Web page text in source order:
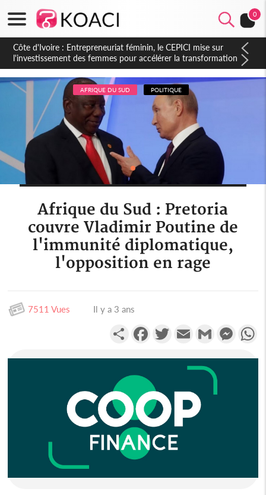
0
Côte d'Ivoire : Indépendance, le sous-préfet de Lobakuya
(Sassandra) relève des avancées importantes dans sa
circonscription
AFRIQUE DU SUD POLITIQUE
Afrique du Sud : Pretoria
couvre Vladimir Poutine de
l'immunité diplomatique,
l'opposition en rage
7511 Vues Il y a 3 ans
PartagerFacebookTwitterEmail Gmail